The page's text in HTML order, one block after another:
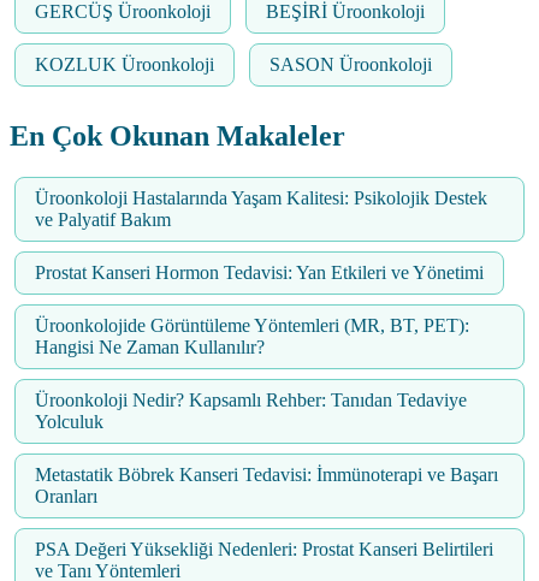
GERCÜŞ Üroonkoloji BEŞİRİ Üroonkoloji
KOZLUK Üroonkoloji SASON Üroonkoloji
En Çok Okunan Makaleler
Üroonkoloji Hastalarında Yaşam Kalitesi: Psikolojik Destek
ve Palyatif Bakım
Prostat Kanseri Hormon Tedavisi: Yan Etkileri ve Yönetimi
Üroonkolojide Görüntüleme Yöntemleri (MR, BT, PET):
Hangisi Ne Zaman Kullanılır?
Üroonkoloji Nedir? Kapsamlı Rehber: Tanıdan Tedaviye
Yolculuk
Metastatik Böbrek Kanseri Tedavisi: İmmünoterapi ve Başarı
Oranları
PSA Değeri Yüksekliği Nedenleri: Prostat Kanseri Belirtileri
ve Tanı Yöntemleri